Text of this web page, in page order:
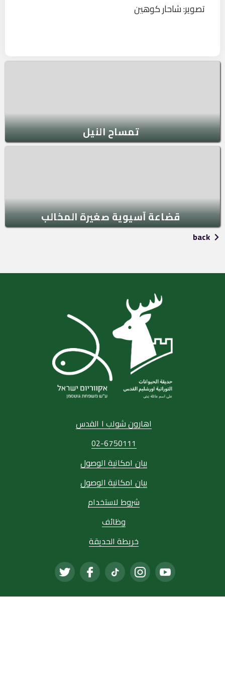
تصوير: شاحار كوهين
تمساح النيل
قضاعة آسيوية صغيرة المخالب
back
اهارون شولب ١ القدس
02-6750111
بيان امكانية الوصول
بيان امكانية الوصول
شروط لاستخدام
وظائف
خريطة الحديقة